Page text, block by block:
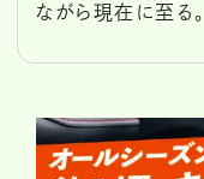
ながら現在に至る。